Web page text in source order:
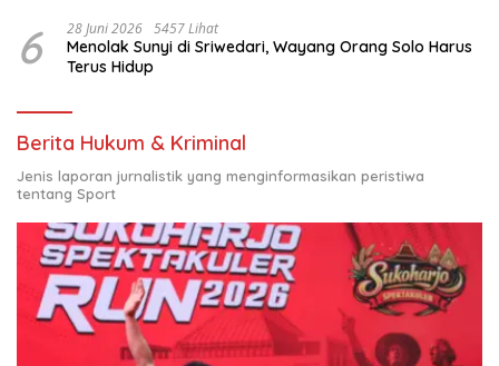
6 28 Juni 2026 5457 Lihat
Menolak Sunyi di Sriwedari, Wayang Orang Solo Harus
Terus Hidup
Berita Hukum & Kriminal
Jenis laporan jurnalistik yang menginformasikan peristiwa
tentang Sport